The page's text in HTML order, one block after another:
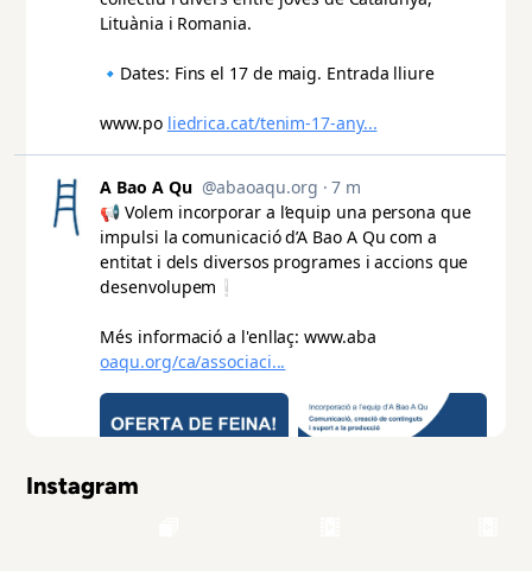
Instagram